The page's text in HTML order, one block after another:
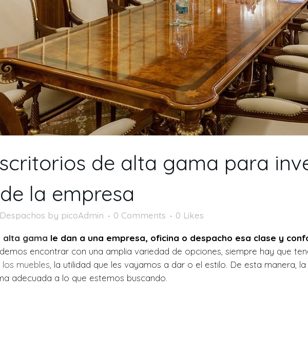
de alta gama para
la empresa
Despachos by picoAdmin 0 Comments 0 Likes
alta gama le dan a una empresa, oficina o despacho esa clase y
encontrar con una amplia variedad de opciones, siempre hay que
muebles , la utilidad que les vayamos a dar o el estilo. De esta manera,
adecuada a lo que estemos buscando.